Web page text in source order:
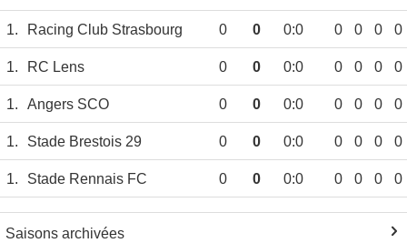
1. Racing Club Strasbourg 0 0 0:0 0 0 0 0
1. RC Lens 0 0 0:0 0 0 0 0
1. Angers SCO 0 0 0:0 0 0 0 0
1. Stade Brestois 29 0 0 0:0 0 0 0 0
1. Stade Rennais FC 0 0 0:0 0 0 0 0
Saisons archivées